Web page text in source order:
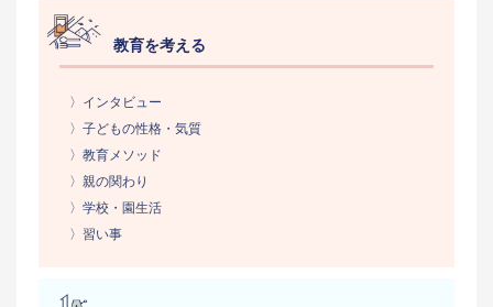
教育を考える
〉インタビュー
〉子どもの性格・気質
〉教育メソッド
〉親の関わり
〉学校・園生活
〉習い事